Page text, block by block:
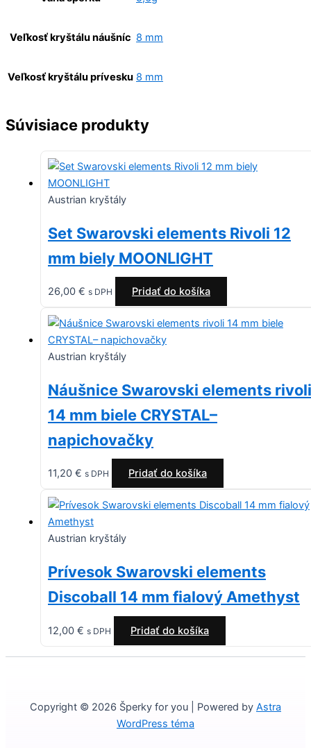
Veľkosť kryštálu náušníc 8 mm
Veľkosť kryštálu prívesku 8 mm
Súvisiace produkty
Austrian kryštály
Set Swarovski elements Rivoli 12
mm biely MOONLIGHT
26,00 € s DPH Pridať do košíka
Austrian kryštály
Náušnice Swarovski elements rivoli
14 mm biele CRYSTAL–
napichovačky
11,20 € s DPH Pridať do košíka
Austrian kryštály
Prívesok Swarovski elements
Discoball 14 mm fialový Amethyst
12,00 € s DPH Pridať do košíka
Copyright © 2026 Šperky for you | Powered by Astra
WordPress téma